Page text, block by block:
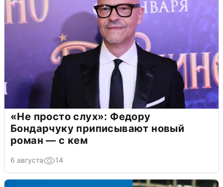
«Не просто слух»: Федору
Бондарчуку приписывают новый
роман — с кем
6 августа 14